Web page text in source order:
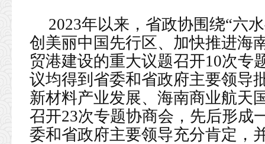
2023年以来，省政协围绕“六
创美丽中国先行区、加快推进海
贸港建设的重大议题召开10次专
议均得到省委和省政府主要领导
新材料产业发展、海南商业航天
召开23次专题协商会，先后形成
委和省政府主要领导充分肯定，